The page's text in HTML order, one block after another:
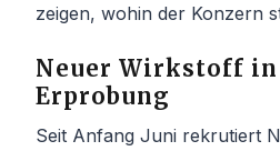
zeigen, wohin der Konzern
Neuer Wirkstoff in
Erprobung
Seit Anfang Juni rekrutiert